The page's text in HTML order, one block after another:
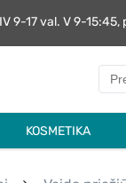
9-17 val. V 9-
KOSMETIKA